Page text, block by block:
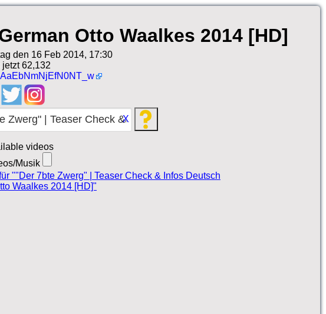
Otto Waalkes 2014 [HD]
den 16 Feb 2014, 17:30
62,132
X
videos
Musik
""Der 7bte Zwerg" | Teaser Check & Infos Deutsch
Waalkes 2014 [HD]"